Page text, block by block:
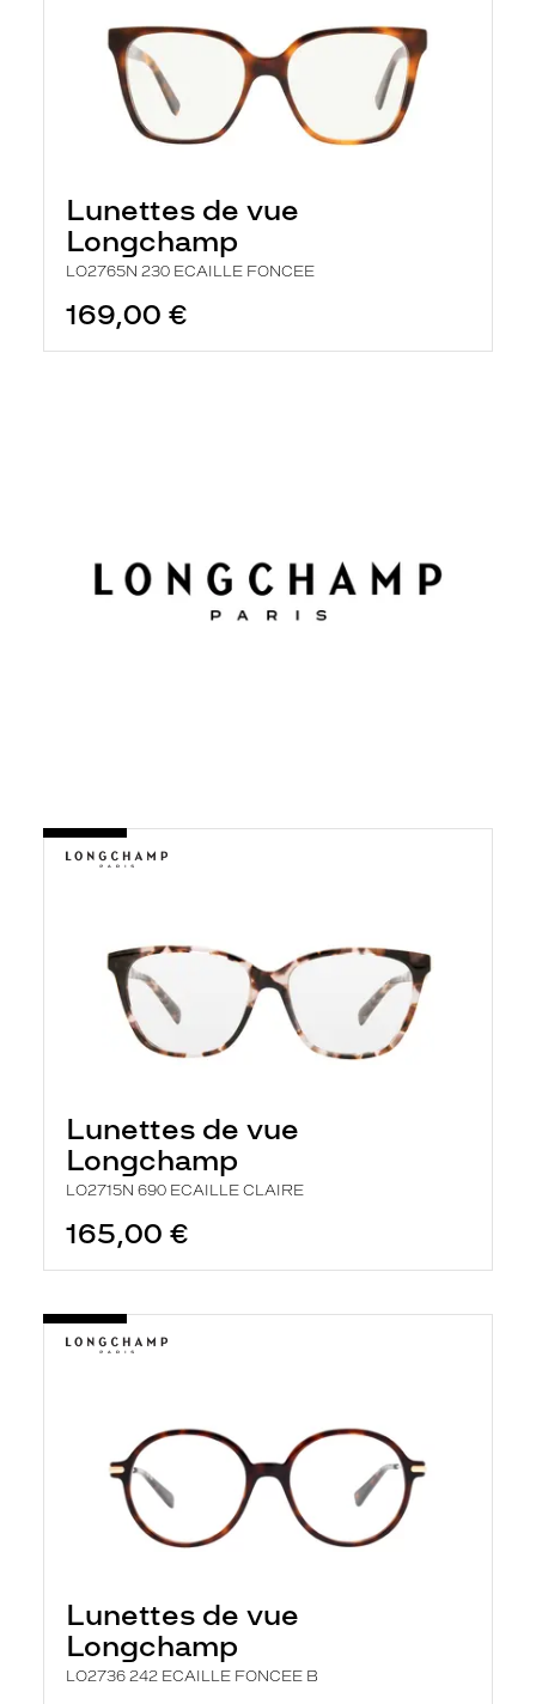
Lunettes de vue
Longchamp
LO2765N 230 ECAILLE FONCEE
169,00 €
Lunettes de vue
Longchamp
LO2715N 690 ECAILLE CLAIRE
165,00 €
Lunettes de vue
Longchamp
LO2736 242 ECAILLE FONCEE B